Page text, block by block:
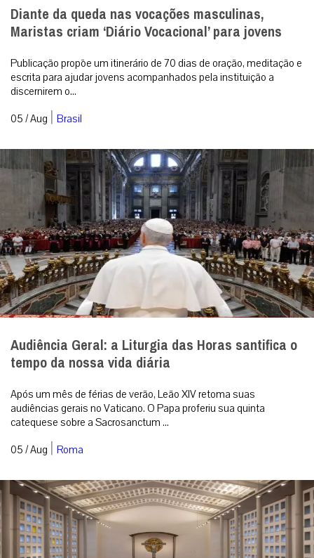
Diante da queda nas vocações masculinas,
Maristas criam ‘Diário Vocacional’ para jovens
Publicação propõe um itinerário de 70 dias de oração, meditação e
escrita para ajudar jovens acompanhados pela instituição a
discernirem o...
05 / Aug | Brasil
Audiência Geral: a Liturgia das Horas santifica o
tempo da nossa vida diária
Após um mês de férias de verão, Leão XIV retoma suas
audiências gerais no Vaticano. O Papa proferiu sua quinta
catequese sobre a Sacrosanctum ...
05 / Aug | Roma